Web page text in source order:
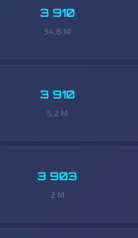
3 910
34,8 M
3 910
5,2 M
3 903
2 M